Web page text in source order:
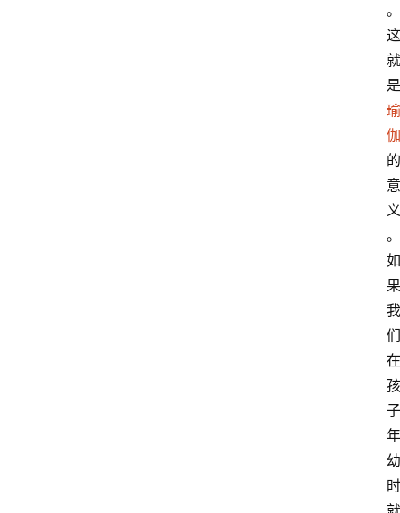
。
这
就
是
瑜
伽
的
意
义
。
如
果
我
们
在
孩
子
年
幼
时